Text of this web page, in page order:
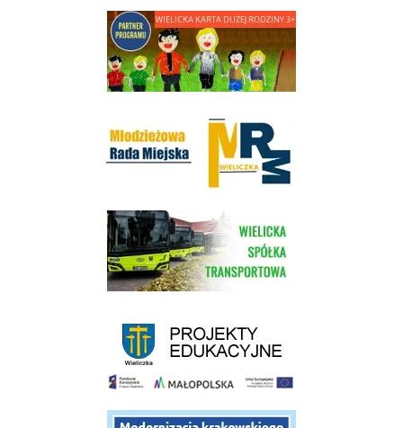
link do strony - Wielicka Karta Dużej Rodziny
link do strony Wielickiej Spółki Transportowej
link do opisu projektu budowy linii kolejowej Krakow Rudzice